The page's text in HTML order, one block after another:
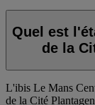
Quel est
de la
L'ibis Le Mans
de la Cité